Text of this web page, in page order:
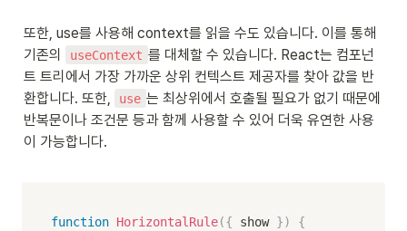
또한, use를 사용해 context를 읽을 수도 있습니다. 이를 통해
기존의
useContext 를 대체할 수 있습니다. React는 컴포넌
트 트리에서 가장 가까운 상위 컨텍스트 제공자를 찾아 값을 반
환합니다. 또한,
use 는 최상위에서 호출될 필요가 없기 때문에
반복문이나 조건문 등과 함께 사용할 수 있어 더욱 유연한 사용
이 가능합니다.
function HorizontalRule({ show })
{